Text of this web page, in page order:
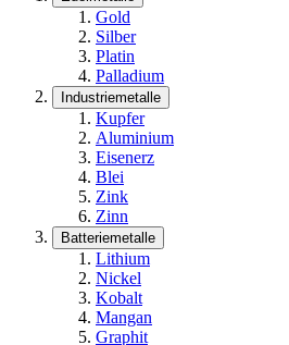
Gold
Silber
Platin
Palladium
Industriemetalle
Kupfer
Aluminium
Eisenerz
Blei
Zink
Zinn
Batteriemetalle
Lithium
Nickel
Kobalt
Mangan
Graphit